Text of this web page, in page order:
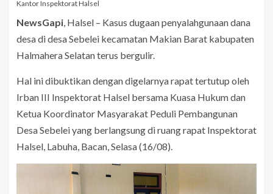
Kantor Inspektorat Halsel
NewsGapi, Halsel – Kasus dugaan penyalahgunaan dana
desa di desa Sebelei kecamatan Makian Barat kabupaten
Halmahera Selatan terus bergulir.
Hal ini dibuktikan dengan digelarnya rapat tertutup oleh
Irban III Inspektorat Halsel bersama Kuasa Hukum dan
Ketua Koordinator Masyarakat Peduli Pembangunan
Desa Sebelei yang berlangsung di ruang rapat Inspektorat
Halsel, Labuha, Bacan, Selasa (16/08).